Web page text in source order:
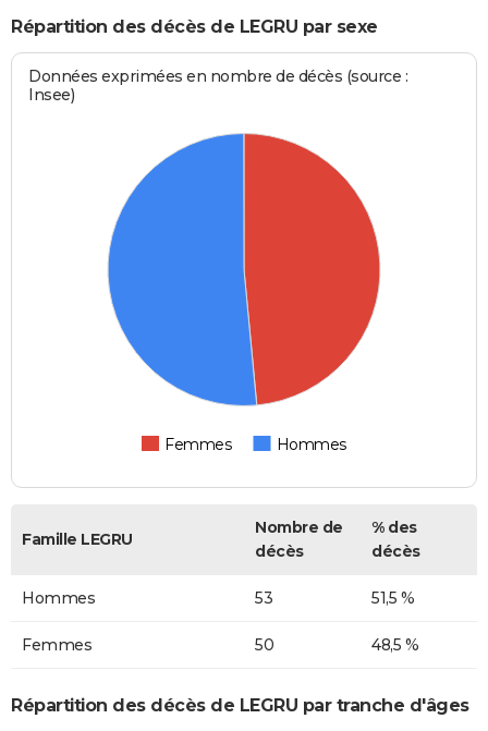
Répartition des décès de LEGRU par sexe
Données exprimées en nombre de décès (source :
Insee)
Femmes Hommes
Famille LEGRU
Nombre de
décès
% des
décès
Hommes 53 51,5 %
Femmes 50 48,5 %
Répartition des décès de LEGRU par tranche d'âges